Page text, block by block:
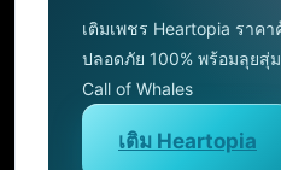
เติมเพชร Heartopia ราค
ปลอดภัย 100% พร้อมลุยสุ่
Call of Whales
เติม Heartopia